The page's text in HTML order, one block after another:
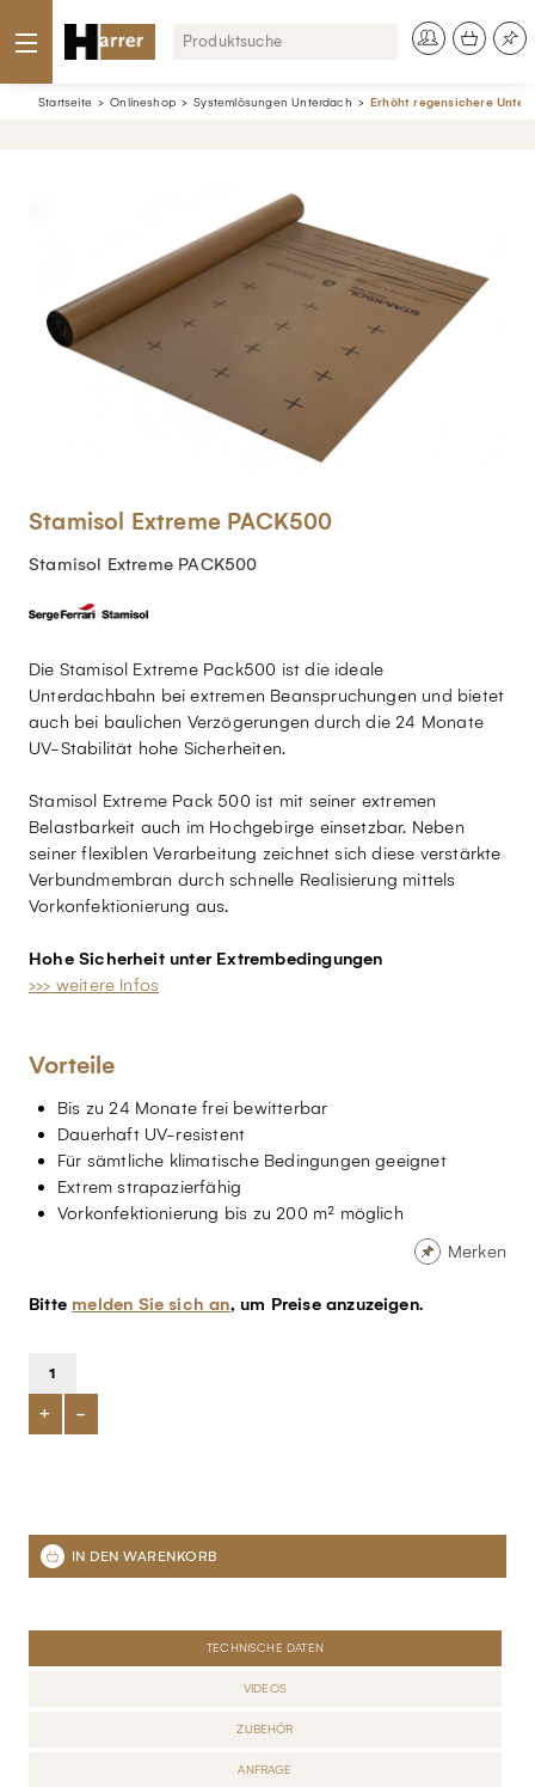
Startseite Onlineshop Systemlösungen Unterdach Erhöht regensichere
Stamisol Extreme PACK500
Stamisol Extreme PACK500
Die Stamisol Extreme Pack500 ist die ideale
Unterdachbahn bei extremen Beanspruchungen und bietet
auch bei baulichen Verzögerungen durch die 24 Monate
UV-Stabilität hohe Sicherheiten.
Stamisol Extreme Pack 500 ist mit seiner extremen
Belastbarkeit auch im Hochgebirge einsetzbar. Neben
seiner flexiblen Verarbeitung zeichnet sich diese verstärkte
Verbundmembran durch schnelle Realisierung mittels
Vorkonfektionierung aus.
Hohe Sicherheit unter Extrembedingungen
>>> weitere Infos
Vorteile
Bis zu 24 Monate frei bewitterbar
Dauerhaft UV-resistent
Für sämtliche klimatische Bedingungen geeignet
Extrem strapazierfähig
Vorkonfektionierung bis zu 200 m² möglich
Merken
Bitte melden Sie sich an, um Preise anzuzeigen.
+ -
TECHNISCHE DATEN
VIDEOS
ZUBEHÖR
ANFRAGE